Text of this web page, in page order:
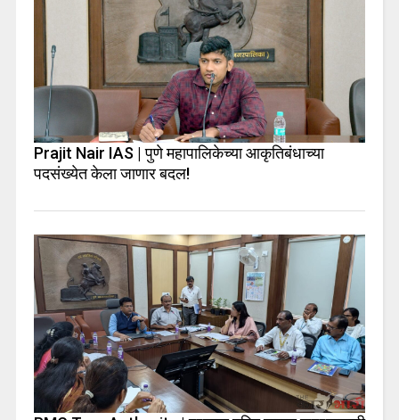
Prajit Nair IAS | पुणे महापालिकेच्या आकृतिबंधाच्या
पदसंख्येत केला जाणार बदल!